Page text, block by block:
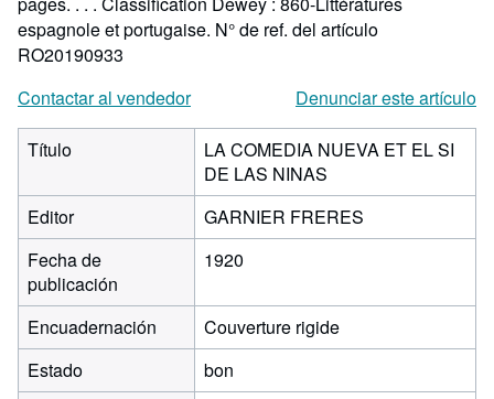
espagnole et portugaise. N° de ref. del artículo
RO20190933
Contactar al vendedor
Denunciar este artículo
Título
LA COMEDIA NUEVA ET EL SI
DE LAS NINAS
Editor
GARNIER FRERES
Fecha de
publicación
1920
Encuadernación
Couverture rigide
Estado
bon